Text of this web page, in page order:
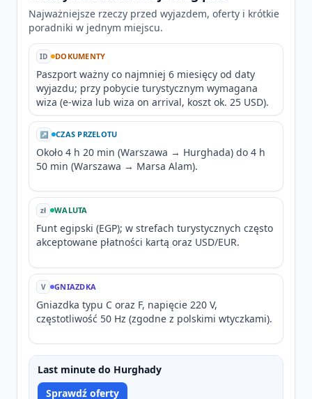
Najważniejsze rzeczy przed wyjazdem, oferty i krótkie
poradniki w jednym miejscu.
ID DOKUMENTY
Paszport ważny co najmniej 6 miesięcy od daty
wyjazdu; przy pobycie turystycznym wymagana
wiza (e-wiza lub wiza on arrival, koszt ok. 25 USD).
↗ CZAS PRZELOTU
Około 4 h 20 min (Warszawa → Hurghada) do 4 h
50 min (Warszawa → Marsa Alam).
zł WALUTA
Funt egipski (EGP); w strefach turystycznych często
akceptowane płatności kartą oraz USD/EUR.
V GNIAZDKA
Gniazdka typu C oraz F, napięcie 220 V,
częstotliwość 50 Hz (zgodne z polskimi wtyczkami).
Last minute do Hurghady
Sprawdź oferty